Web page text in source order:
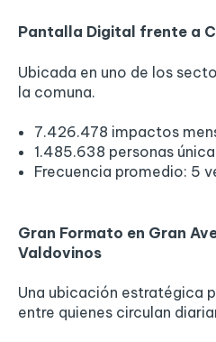
Pantalla Digital frente a
Ubicada en uno de los
la comuna.
7.426.478 impactos
1.485.638 personas
Frecuencia promedio: 5
Gran Formato en Gran
Valdovinos
Una ubicación estratégica
entre quienes circulan